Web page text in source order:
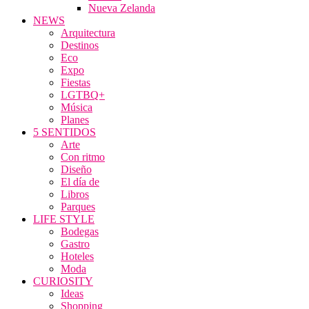
Nueva Zelanda
NEWS
Arquitectura
Destinos
Eco
Expo
Fiestas
LGTBQ+
Música
Planes
5 SENTIDOS
Arte
Con ritmo
Diseño
El día de
Libros
Parques
LIFE STYLE
Bodegas
Gastro
Hoteles
Moda
CURIOSITY
Ideas
Shopping